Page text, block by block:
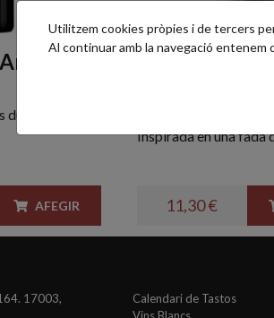
dubte, et
AFEGIR
Matilda
Sensació única
Inspirada en una fada
11,30 €
17003,
Calendari de Tastos
Utilitzem cookies pròpies i de tercers
Al continuar amb la navegació entenem